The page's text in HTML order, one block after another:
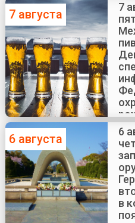
7 августа
7
6 августа
6
в